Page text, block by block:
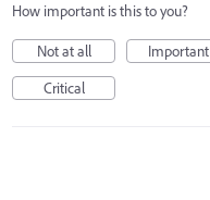
How important is this to you?
Not at all
Important
Critical